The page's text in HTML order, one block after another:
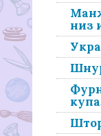
низ